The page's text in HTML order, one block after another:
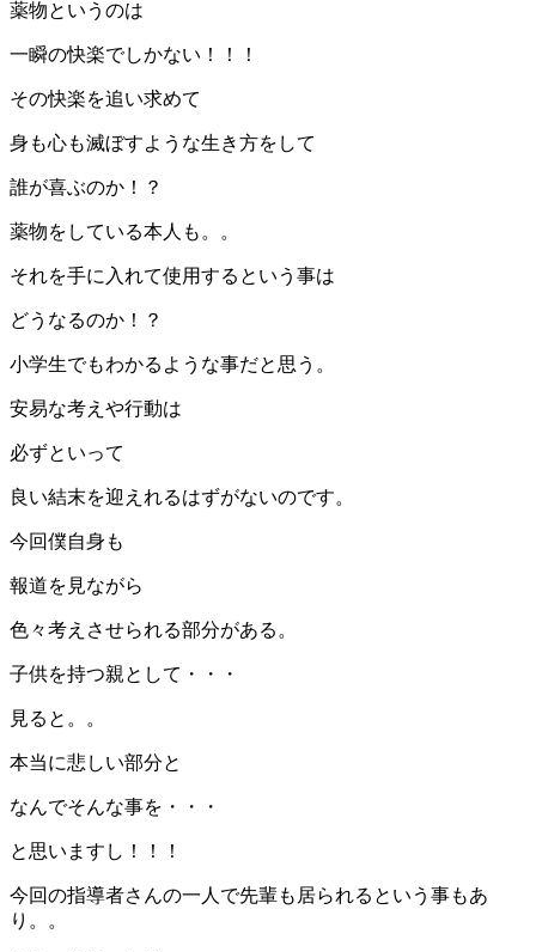
薬物というのは
一瞬の快楽でしかない！！！
その快楽を追い求めて
身も心も滅ぼすような生き方をして
誰が喜ぶのか！？
薬物をしている本人も。。
それを手に入れて使用するという事は
どうなるのか！？
小学生でもわかるような事だと思う。
安易な考えや行動は
必ずといって
良い結末を迎えれるはずがないのです。
今回僕自身も
報道を見ながら
色々考えさせられる部分がある。
子供を持つ親として・・・
見ると。。
本当に悲しい部分と
なんでそんな事を・・・
と思いますし！！！
今回の指導者さんの一人で先輩も居られるという事もあ
り。。